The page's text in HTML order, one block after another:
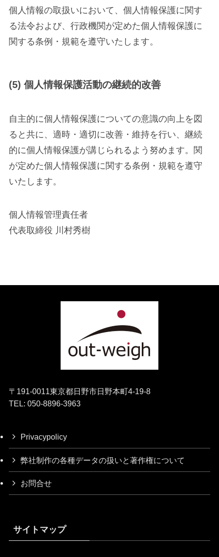
個人情報の取扱いにおいて、個人情報保護に関す
る法令および、行政機関が定めた個人情報保護に
関する条例・規範を遵守いたします。
(5) 個人情報保護活動の継続的改善
自主的に個人情報保護についての意識の向上を図
ると共に、適時・適切に改善・維持を行い、継続
的に個人情報保護が講じられるよう努めます。関
が定めた個人情報保護に関する条例・規範を遵守
いたします。
個人情報管理責任者
代表取締役 川村秀樹
〒191-0011東京都日野市日野本町4-19-8
TEL: 050-8896-3963
Privacypolicy
弊社制作の各種データの扱いと著作権について
お問合せ
サイトマップ